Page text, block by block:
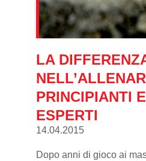
LA
PRINCIPIANTI
ESPERTI
14.04.2015
Dopo anni di gioco ai